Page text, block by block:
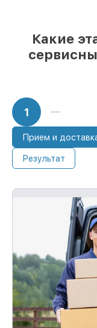
Какие
1
Прием и
Результат